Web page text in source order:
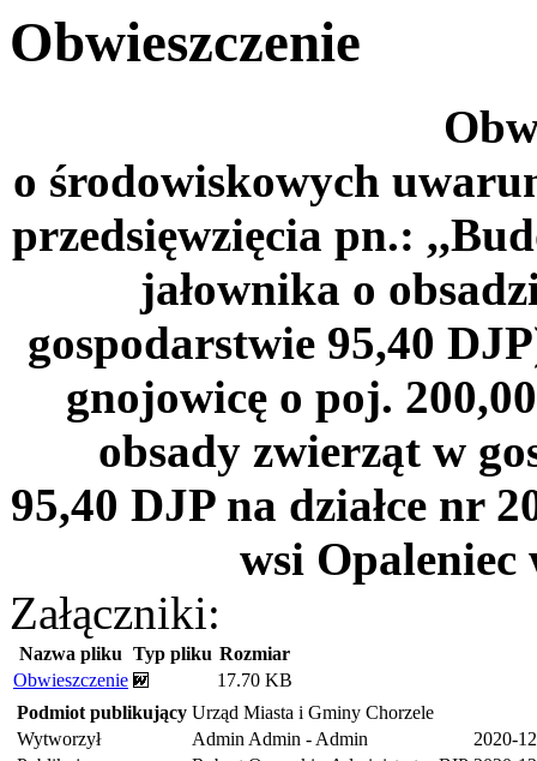
Obwieszczenie
o środowiskowych
przedsięwzięcia pn.:
jałownika o
gospodarstwie 95,40
gnojowicę o poj.
obsady zwierząt w
95,40 DJP na działce nr
wsi Opaleniec
Załączniki:
Nazwa pliku Typ pliku Rozmiar
Obwieszczenie
17.70 KB
Podmiot publikujący Urząd Miasta i Gminy Chorzele
Wytworzył
Admin Admin - Admin
2020-